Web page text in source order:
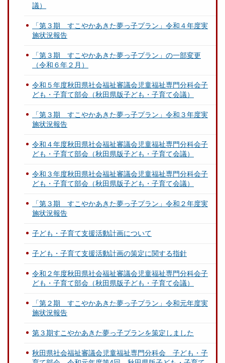
議）
「第３期 すこやかあきた夢っ子プラン」令和４年度実
施状況報告
「第３期 すこやかあきた夢っ子プラン」の一部変更
（令和６年２月）
令和５年度秋田県社会福祉審議会児童福祉専門分科会子
ども・子育て部会（秋田県版子ども・子育て会議）
「第３期 すこやかあきた夢っ子プラン」令和３年度実
施状況報告
令和４年度秋田県社会福祉審議会児童福祉専門分科会子
ども・子育て部会（秋田県版子ども・子育て会議）
令和３年度秋田県社会福祉審議会児童福祉専門分科会子
ども・子育て部会（秋田県版子ども・子育て会議）
「第３期 すこやかあきた夢っ子プラン」令和２年度実
施状況報告
子ども・子育て支援活動計画について
子ども・子育て支援活動計画の策定に関する指針
令和２年度秋田県社会福祉審議会児童福祉専門分科会子
ども・子育て部会（秋田県版子ども・子育て会議）
「第２期 すこやかあきた夢っ子プラン」令和元年度実
施状況報告
第３期すこやかあきた夢っ子プランを策定しました
秋田県社会福祉審議会児童福祉専門分科会 子ども・子